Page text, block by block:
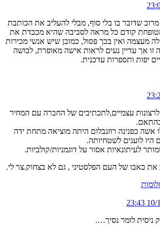
שדובר בו בלי סוף, מבלי להעליב את הכותבת
קודם כל מראה לסביבה שהיא מכבדת את
מעצמה ואין בכך פסול, כמובן שיש אנשי מכירות
זו אך עדיין נעים לראות אישה מאופרת, לבושה
יפות ותספרות עדכנית.
לרצונות עצמיים,לתכתיבים של החברה עם המחיר
אשה כפנינה רוזנבלום היתה מוציאה מתחת ידה
היו לועגים לשטחיותה.
לעיתונאיות אסור על דוגמניות/קולביות.
את כאבו של העם הפלסטיני , גם לא בצחוק.צר לי.
10/
ניסית לומר נסיך….